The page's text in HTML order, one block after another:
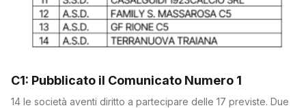
C1: Pubblicato il Comunicato Numero 1
14 le società aventi diritto a partecipare delle 17 previste. Due